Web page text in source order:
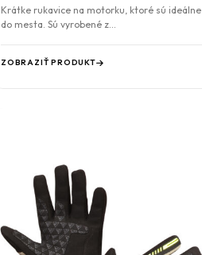
Krátke rukavice na motorku, ktoré sú ideálne
do mesta. Sú vyrobené z…
ZOBRAZIŤ PRODUKT